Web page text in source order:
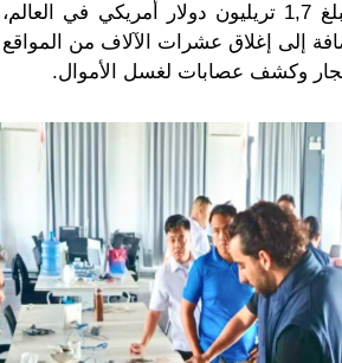
والأموال المتداولة في سوق المقامرة غير المشروعة تبلغ
إلى إغلاق عشرات الآلاف من